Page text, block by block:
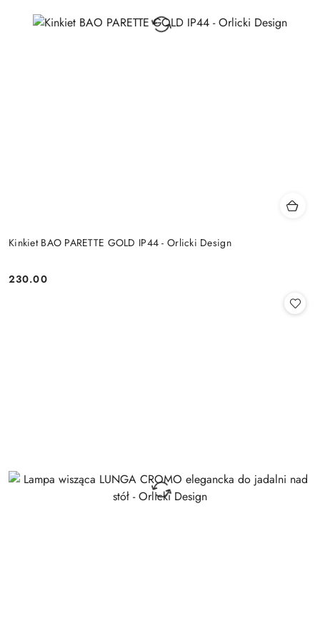
Kinkiet BAO PARETTE GOLD IP44 - Orlicki Design
Cena:
230.00